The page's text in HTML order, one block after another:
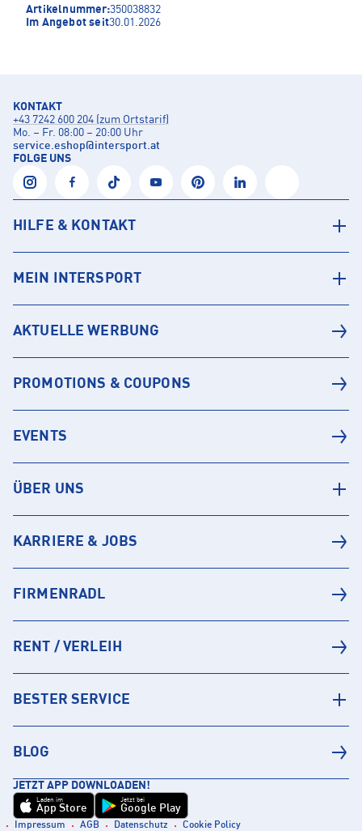
Artikelnummer:350038832
Im Angebot seit30.01.2026
KONTAKT
+43 7242 600 204 (zum Ortstarif)
Mo. – Fr. 08:00 – 20:00 Uhr
service.eshop@intersport.at
FOLGE UNS
HILFE & KONTAKT
MEIN INTERSPORT
AKTUELLE WERBUNG
PROMOTIONS & COUPONS
EVENTS
ÜBER UNS
KARRIERE & JOBS
FIRMENRADL
RENT / VERLEIH
BESTER SERVICE
BLOG
JETZT APP DOWNLOADEN!
Laden im
App Store
Jetzt bei
Google Play
Impressum AGB Datenschutz Cookie Policy